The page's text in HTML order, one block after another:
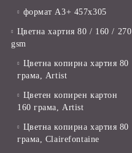
формат А3+ 457x305
Цветна хартия 80 / 160 / 270
gsm
Цветна копирна хартия 80
грама, Artist
Цветен копирен картон
160 грама, Artist
Цветна копирна хартия 80
грама, Clairefontaine